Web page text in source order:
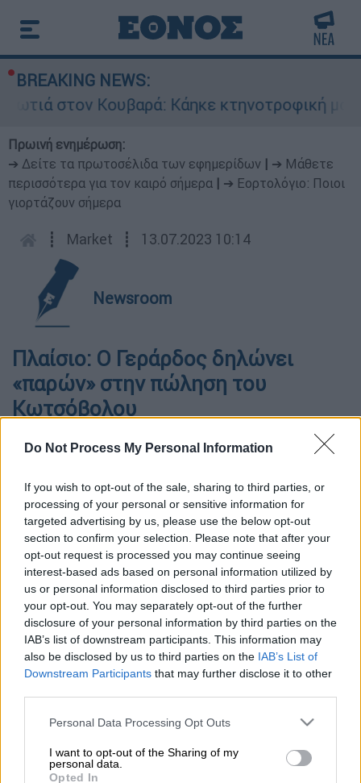
Do Not Process My Personal Information
If you wish to opt-out of the sale, sharing to third parties, or
processing of your personal or sensitive information for
targeted advertising by us, please use the below opt-out
section to confirm your selection. Please note that after your
opt-out request is processed you may continue seeing
interest-based ads based on personal information utilized by
us or personal information disclosed to third parties prior to
your opt-out. You may separately opt-out of the further
disclosure of your personal information by third parties on the
IAB’s list of downstream participants. This information may
also be disclosed by us to third parties on the IAB’s List of
Downstream Participants that may further disclose it to other
Please note that this website/app uses one or more Google
not limited to your visit or usage behaviour. You may click to
grant or deny consent to Google and its third-party tags to
Personal Data Processing Opt Outs
I want to opt-out of the Sharing of my
personal data.
Opted In
BREAKING NEWS:
στον Κουβαρά: Κάηκε κτηνοτροφική
Πρωινή ενημέρωση:
➔ Δείτε τα πρωτοσέλιδα των εφημερίδων
➔ Μάθετε
περισσότερα για τον καιρό σήμερα
➔ Εορτολόγιο: Ποιοι
γιορτάζουν σήμερα
┋ Market ┋ 13.07.2023 10:14
Newsroom
Πλαίσιο: Ο Γεράρδος δηλώνει
«παρών» στην πώληση του
Κωτσόβολου
Τις εξελίξεις που σχετίζονται με την
πρόθεση της Currys να πουλήσει την